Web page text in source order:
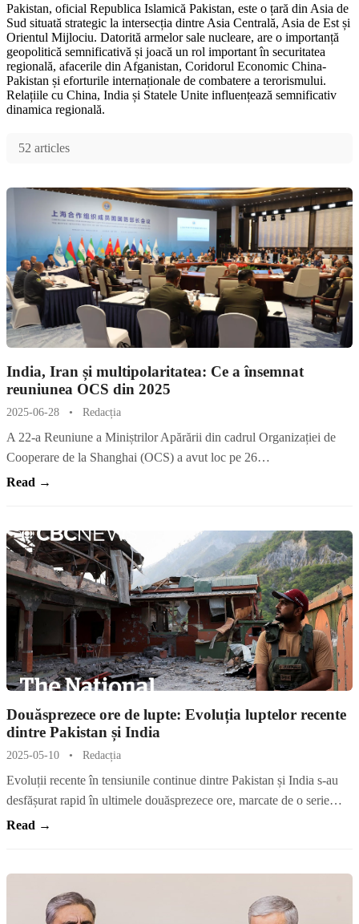
Pakistan, oficial Republica Islamică Pakistan, este o țară din Asia de
Sud situată strategic la intersecția dintre Asia Centrală, Asia de Est și
Orientul Mijlociu. Datorită armelor sale nucleare, are o importanță
geopolitică semnificativă și joacă un rol important în securitatea
regională, afacerile din Afganistan, Coridorul Economic China-
Pakistan și eforturile internaționale de combatere a terorismului.
Relațiile cu China, India și Statele Unite influențează semnificativ
dinamica regională.
52 articles
India, Iran și multipolaritatea: Ce a însemnat
reuniunea OCS din 2025
2025-06-28 • Redacția
A 22-a Reuniune a Miniștrilor Apărării din cadrul Organizației de
Cooperare de la Shanghai (OCS) a avut loc pe 26…
Read →
Douăsprezece ore de lupte: Evoluția luptelor recente
dintre Pakistan și India
2025-05-10 • Redacția
Evoluții recente în tensiunile continue dintre Pakistan și India s-au
desfășurat rapid în ultimele douăsprezece ore, marcate de o serie…
Read →